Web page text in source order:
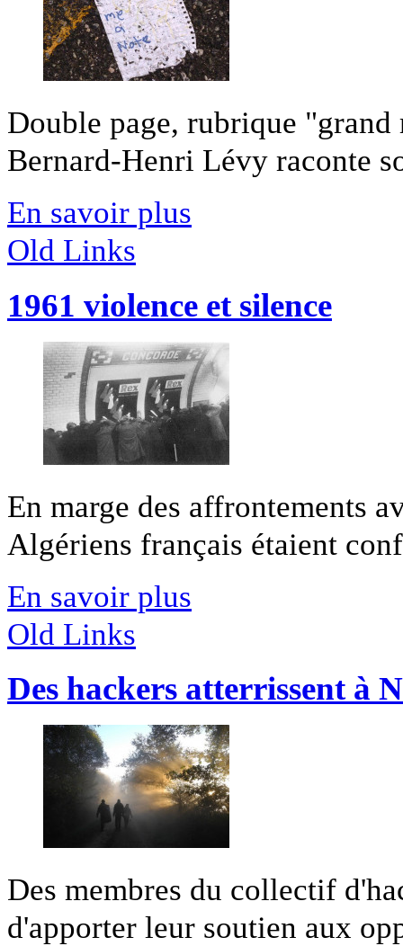
Double page, rubrique
Bernard-Henri Lévy raconte
En savoir plus
Old Links
1961 violence et silence
En marge des affrontements
Algériens français étaient
En savoir plus
Old Links
Des hackers atterrissent à
Des membres du collectif
d'apporter leur soutien aux